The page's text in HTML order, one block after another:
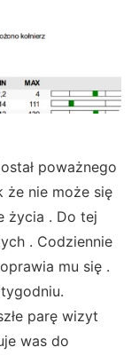
poważnego
że nie może się
życia . Do tej
. Codziennie
mu się .
parę wizyt
was do